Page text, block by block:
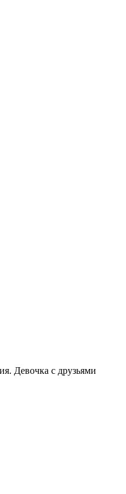
Девочка с друзьями